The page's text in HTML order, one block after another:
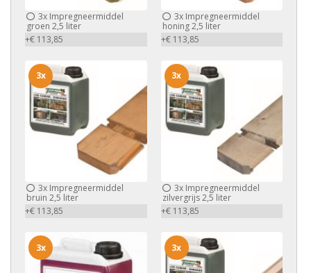
3x Impregneermiddel
groen 2,5 liter
+€ 113,85
3xImpregneermiddel
honing 2,5 liter
+€ 113,85
3x Impregneermiddel
bruin 2,5 liter
+€ 113,85
3x
3xImpregneermiddel
zilvergrijs 2,5 liter
+€ 113,85
3x
3x 3x